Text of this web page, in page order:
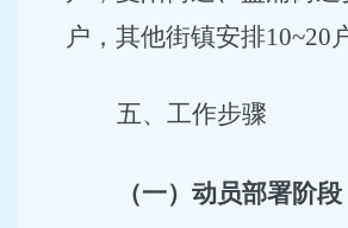
户，其他街镇安排10~20
五、工作步骤
（一）动员部署阶